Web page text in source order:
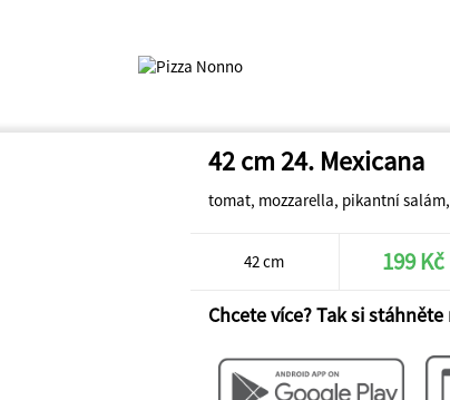
42 cm 24. Mexicana
tomat, mozzarella, pikantní
42 cm 199 Kč
Chcete více? Tak si